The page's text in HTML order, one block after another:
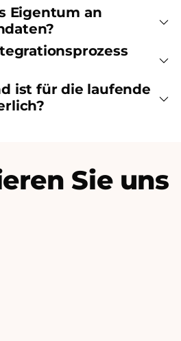
Eigentum an
ist für die laufende
Sie uns